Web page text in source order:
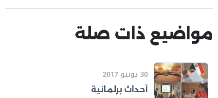
مواضيع ذات صلة
30 يونيو 2017
أحداث برلمانية